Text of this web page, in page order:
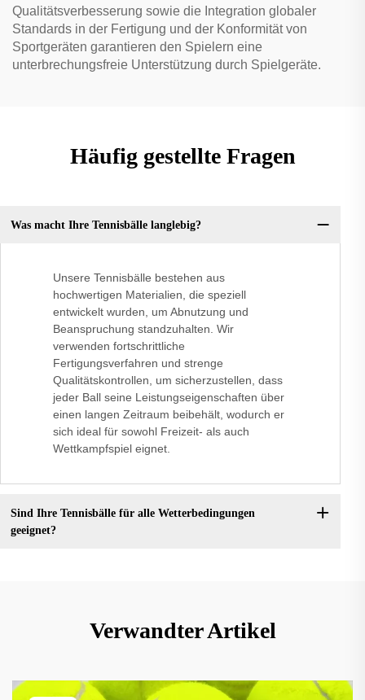
Qualitätsverbesserung sowie die Integration globaler
Standards in der Fertigung und der Konformität von
Sportgeräten garantieren den Spielern eine
unterbrechungsfreie Unterstützung durch Spielgeräte.
Häufig gestellte Fragen
Was macht Ihre Tennisbälle langlebig?
Unsere Tennisbälle bestehen aus
hochwertigen Materialien, die speziell
entwickelt wurden, um Abnutzung und
Beanspruchung standzuhalten. Wir
verwenden fortschrittliche
Fertigungsverfahren und strenge
Qualitätskontrollen, um sicherzustellen, dass
jeder Ball seine Leistungseigenschaften über
einen langen Zeitraum beibehält, wodurch er
sich ideal für sowohl Freizeit- als auch
Wettkampfspiel eignet.
Sind Ihre Tennisbälle für alle Wetterbedingungen
geeignet?
Verwandter Artikel